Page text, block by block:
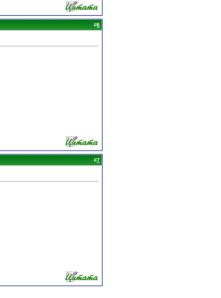
#6
#7